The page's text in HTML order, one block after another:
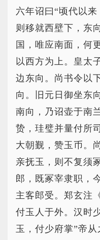
六年诏曰“顷代以来
则移就西壁下，东
国，唯应南面，何
以西方为上。皇太
边东向。尚书令以
向。旧元日御坐东
南向，乃诏壶于南
贽，珪璧并量付所
大朝觐，赞玉币。
亲抚玉，则不复须
郎，既冢宰隶职，
主客郎受。郑玄注
付玉人于外。汉时
玉，付少府掌”帝